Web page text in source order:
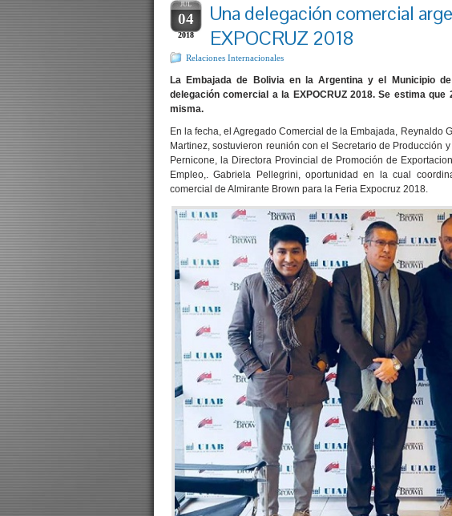
JUL
04
2018
Una delegación comercial
EXPOCRUZ 2018
Relaciones Internacionales
La Embajada de Bolivia en la Argentina y el Municipio
delegación comercial a la EXPOCRUZ 2018. Se estima
misma.
En la fecha, el Agregado Comercial de la Embajada, Reynaldo
Martinez, sostuvieron reunión con el Secretario de Producción
Pernicone, la Directora Provincial de Promoción de
Empleo,. Gabriela Pellegrini, oportunidad en la cual
comercial de Almirante Brown para la Feria Expocruz 2018.